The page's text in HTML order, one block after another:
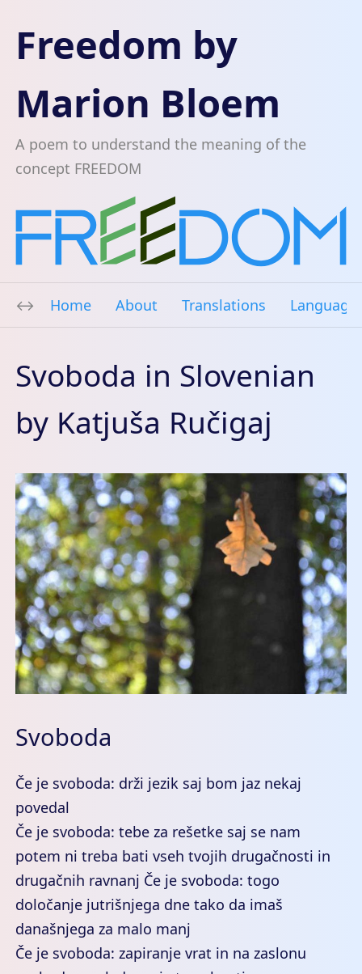
Freedom by
Marion Bloem
A poem to understand the meaning of the
concept FREEDOM
Home About Translations
Svoboda in Slovenian
by Katjuša Ručigaj
Svoboda
Če je svoboda: drži jezik saj bom jaz nekaj
povedal
Če je svoboda: tebe za rešetke saj se nam
potem ni treba bati vseh tvojih drugačnosti in
drugačnih ravnanj Če je svoboda: togo
določanje jutrišnjega dne tako da imaš
današnjega za malo manj
Če je svoboda: zapiranje vrat in na zaslonu